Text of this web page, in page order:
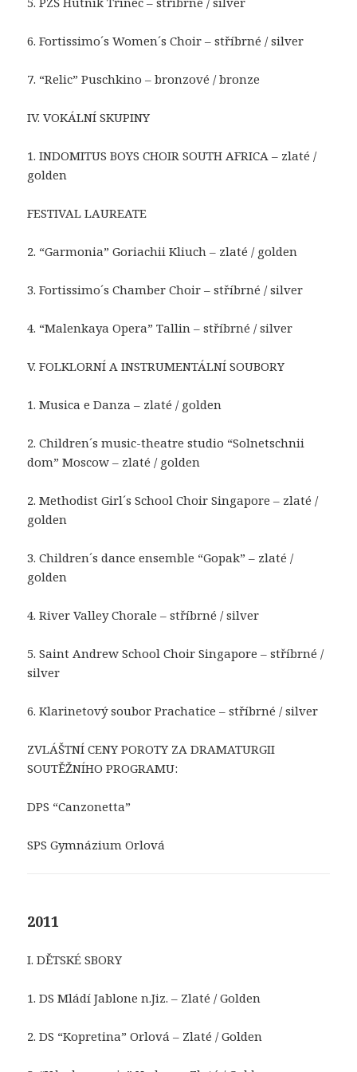
6. Fortissimo´s Women´s Choir – stříbrné / silver
7. “Relic” Puschkino – bronzové / bronze
IV. VOKÁLNÍ SKUPINY
1. INDOMITUS BOYS CHOIR SOUTH AFRICA – zlaté /
golden
FESTIVAL LAUREATE
2. “Garmonia” Goriachii Kliuch – zlaté / golden
3. Fortissimo´s Chamber Choir – stříbrné / silver
4. “Malenkaya Opera” Tallin – stříbrné / silver
V. FOLKLORNÍ A INSTRUMENTÁLNÍ SOUBORY
1. Musica e Danza – zlaté / golden
2. Children´s music-theatre studio “Solnetschnii
dom” Moscow – zlaté / golden
2. Methodist Girl´s School Choir Singapore – zlaté /
golden
3. Children´s dance ensemble “Gopak” – zlaté /
golden
4. River Valley Chorale – stříbrné / silver
5. Saint Andrew School Choir Singapore – stříbrné /
silver
6. Klarinetový soubor Prachatice – stříbrné / silver
ZVLÁŠTNÍ CENY POROTY ZA DRAMATURGII
SOUTĚŽNÍHO PROGRAMU:
DPS “Canzonetta”
SPS Gymnázium Orlová
2011
I. DĚTSKÉ SBORY
1. DS Mládí Jablone n.Jiz. – Zlaté / Golden
2. DS “Kopretina” Orlová – Zlaté / Golden